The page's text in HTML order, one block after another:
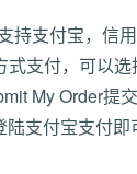
持支付宝，信用
支付，可以选
My Order提
支付宝支付即